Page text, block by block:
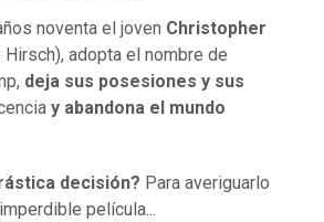
noventa el joven Christopher
Hirsch), adopta el nombre de
deja sus posesiones y sus
y abandona el mundo
decisión? Para averiguarlo
película...